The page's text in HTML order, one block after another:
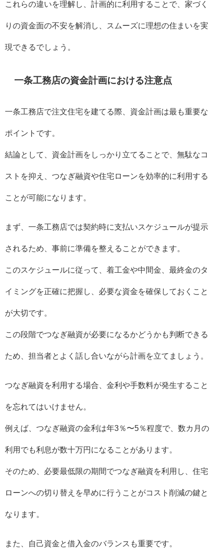
これらの違いを理解し、計画的に利用することで、家づく
りの資金面の不安を解消し、スムーズに理想の住まいを実
現できるでしょう。
一条工務店の資金計画における注意点
一条工務店で注文住宅を建てる際、資金計画は最も重要な
ポイントです。
結論として、資金計画をしっかり立てることで、無駄なコ
ストを抑え、つなぎ融資や住宅ローンを効率的に利用する
ことが可能になります。
まず、一条工務店では契約時に支払いスケジュールが提示
されるため、事前に準備を整えることができます。
このスケジュールに従って、着工金や中間金、最終金のタ
イミングを正確に把握し、必要な資金を確保しておくこと
が大切です。
この段階でつなぎ融資が必要になるかどうかも判断できる
ため、担当者とよく話し合いながら計画を立てましょう。
つなぎ融資を利用する場合、金利や手数料が発生すること
を忘れてはいけません。
例えば、つなぎ融資の金利は年3％〜5％程度で、数カ月の
利用でも利息が数十万円になることがあります。
そのため、必要最低限の期間でつなぎ融資を利用し、住宅
ローンへの切り替えを早めに行うことがコスト削減の鍵と
なります。
また、自己資金と借入金のバランスも重要です。